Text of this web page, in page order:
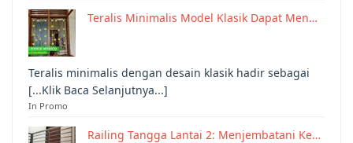
Teralis Minimalis Model Klasik Dapat Men…
Teralis minimalis dengan desain klasik hadir sebagai
[...Klik Baca Selanjutnya...]
In Promo
Railing Tangga Lantai 2: Menjembatani Ke…